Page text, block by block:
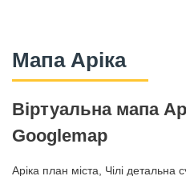
Мапа Аріка
Віртуальна мапа
Googlemap
Аріка план міста, Чілі детальна